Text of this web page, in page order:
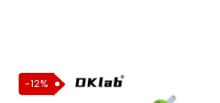
-12%